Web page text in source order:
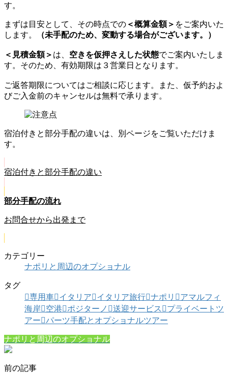
す。
まずは目安として、その時点での ＜概算金額＞ をご案内いた
します。
（未手配のため、変動する場合がございます。）
＜見積金額＞ は、 空きを仮押さえした状態でご案内いたしま
す。そのため、有効期限は３営業日となります。
ご返答期限についてはご相談に応じます。また、仮予約およ
びご入金前のキャンセルは無料で承ります。
宿泊付きと部分手配の違いは、別ページをご覧いただけま
す。
宿泊付きと部分手配の違い
部分手配の流れ
お問合せから出発まで
カテゴリー
ナポリと周辺のオプショナル
タグ
専用車
イタリア イタリア旅行 ナポリ
アマルフィ
海岸
空港 ポジターノ 送迎サービス
プライベートツ
アー
パーツ手配とオプショナルツアー
ナポリと周辺のオプショナル
前の記事